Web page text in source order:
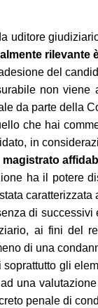
uditore
rilevante
del
non
da parte della
che hai
in
ha il potere
caratterizzata
di
ai fini del
di una
gli
una
penale di